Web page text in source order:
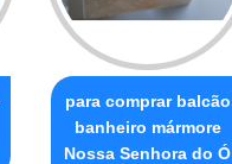
para comprar balcão
banheiro mármore
Nossa Senhora do Ó